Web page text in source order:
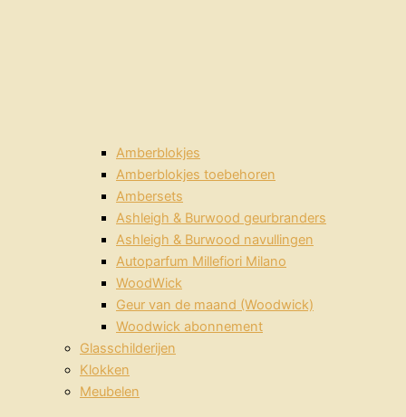
Amberblokjes
Amberblokjes toebehoren
Ambersets
Ashleigh & Burwood geurbranders
Ashleigh & Burwood navullingen
Autoparfum Millefiori Milano
WoodWick
Geur van de maand (Woodwick)
Woodwick abonnement
Glasschilderijen
Klokken
Meubelen